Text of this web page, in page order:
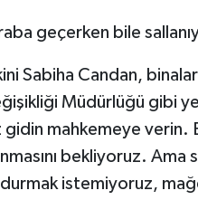
geçerken bile
Sabiha Candan,
Müdürlüğü gibi
gidin mahkemeye verin.
bekliyoruz.
istemiyoruz,